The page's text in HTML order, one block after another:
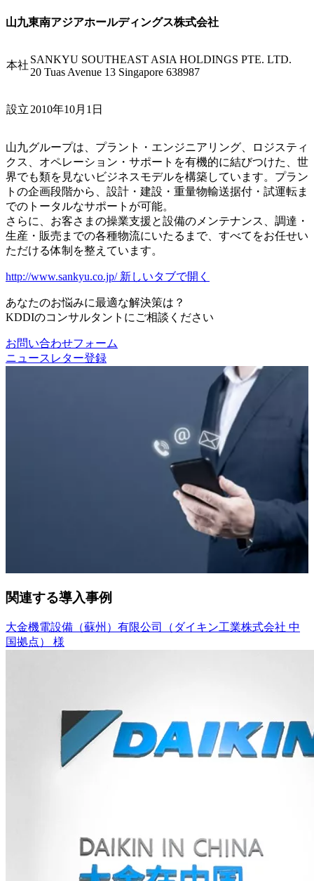
山九東南アジアホールディングス株式会社
本社 SANKYU SOUTHEAST ASIA HOLDINGS PTE. LTD.
20 Tuas Avenue 13 Singapore 638987
設立 2010年10月1日
山九グループは、プラント・エンジニアリング、ロジスティ
クス、オペレーション・サポートを有機的に結びつけた、世
界でも類を見ないビジネスモデルを構築しています。プラン
トの企画段階から、設計・建設・重量物輸送据付・試運転ま
でのトータルなサポートが可能。
さらに、お客さまの操業支援と設備のメンテナンス、調達・
生産・販売までの各種物流にいたるまで、すべてをお任せい
ただける体制を整えています。
http://www.sankyu.co.jp/ 新しいタブで開く
あなたのお悩みに最適な解決策は？
KDDIのコンサルタントにご相談ください
お問い合わせフォーム
ニュースレター登録
関連する導入事例
大金機電設備（蘇州）有限公司（ダイキン工業株式会社 中
国拠点） 様